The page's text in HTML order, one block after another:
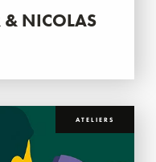
& NICOLAS
ATELIERS